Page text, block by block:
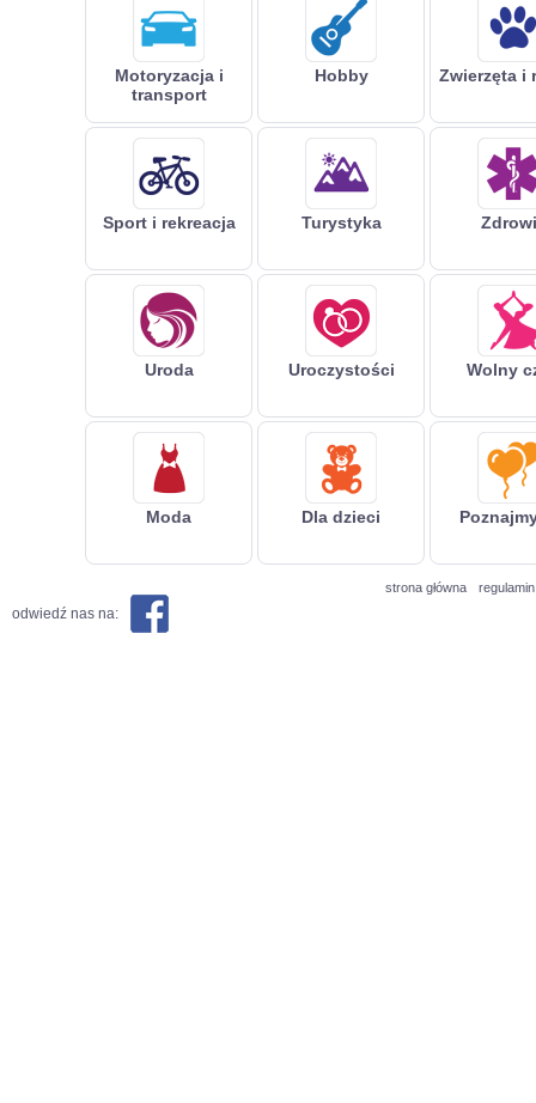
Motoryzacja i
transport
Hobby Zwierzęta i
Sport i rekreacja Turystyka
Uroda Uroczystości Wolny
Moda Dla dzieci
strona główna regulamin
odwiedź nas na: